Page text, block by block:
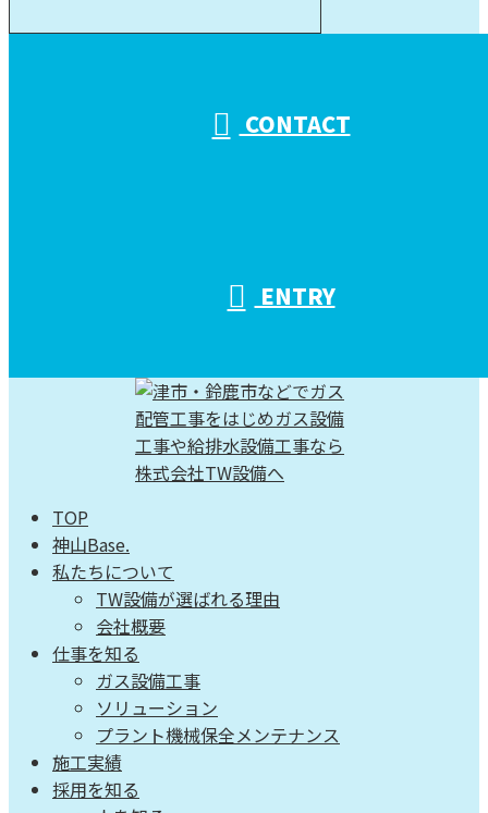
CONTACT
ENTRY
TOP
神山Base.
私たちについて
TW設備が選ばれる理由
会社概要
仕事を知る
ガス設備工事
ソリューション
プラント機械保全メンテナンス
施工実績
採用を知る